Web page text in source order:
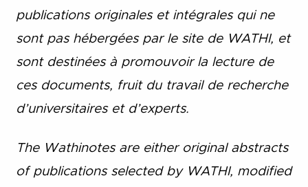
publications originales et intégrales qui ne
sont pas hébergées par le site de WATHI, et
sont destinées à promouvoir la lecture de
ces documents, fruit du travail de recherche
d’universitaires et d’experts.
The Wathinotes are either original abstracts
of publications selected by WATHI, modified